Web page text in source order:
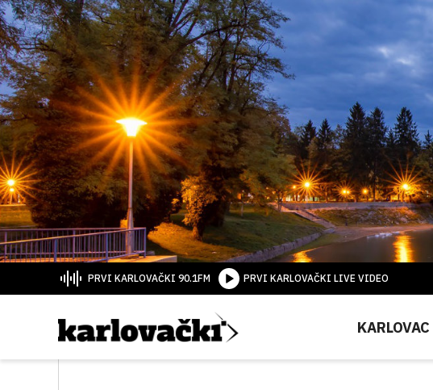
PRVI KARLOVAČKI 90.1FM PRVI KARLOVAČKI LIVE VIDEO
KARLOVAC